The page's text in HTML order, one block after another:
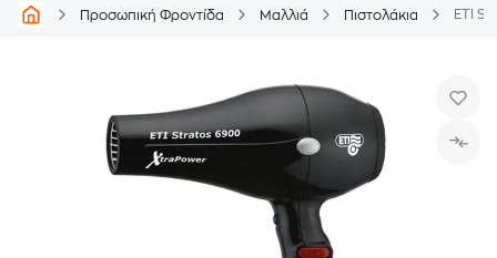
Προσωπική Φροντίδα Μαλλιά Πιστολάκια ETI